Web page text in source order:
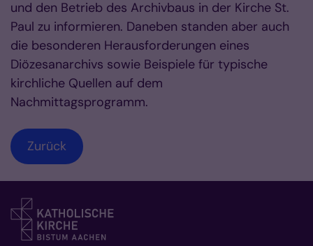
und den Betrieb des Archivbaus in der Kirche St.
Paul zu informieren. Daneben standen aber auch
die besonderen Herausforderungen eines
Diözesanarchivs sowie Beispiele für typische
kirchliche Quellen auf dem
Nachmittagsprogramm.
Zurück